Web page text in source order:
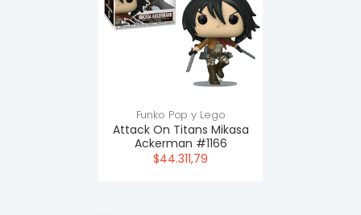
Funko Pop y Lego
Attack On Titans Mikasa
Ackerman #1166
$44.311,79